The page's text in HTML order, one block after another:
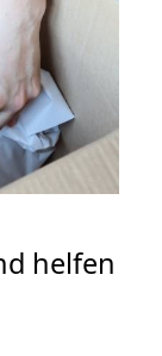
helfen